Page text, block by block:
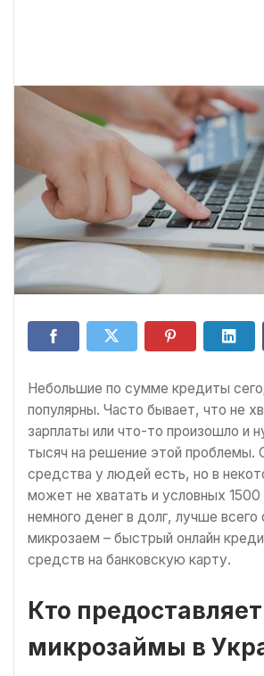
Небольшие по сумме кредиты
популярны. Часто бывает, что не
зарплаты или что-то произошло и
тысяч на решение этой проблемы.
средства у людей есть, но в
может не хватать и условных 1500
немного денег в долг, лучше
микрозаем – быстрый онлайн
средств на банковскую карту.
Кто предоставляет
микрозаймы в